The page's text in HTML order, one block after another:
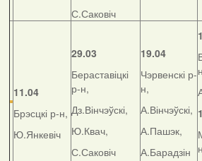
С.Саковіч
11.04
Брэсцкі р-н,
Ю.Янкевіч
29.03
Бераставіцкі
р-н,
Дз.Вінчэўскі,
Ю.Квач,
С.Саковіч
19.04
Чэрвенскі р-
н,
А.Вінчэўскі,
А.Пашэк,
А.Барадзін